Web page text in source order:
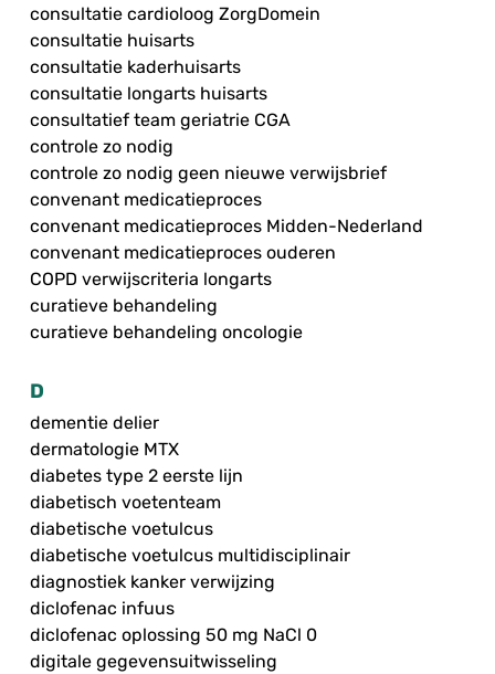
consultatie cardioloog ZorgDomein
consultatie huisarts
consultatie kaderhuisarts
consultatie longarts huisarts
consultatief team geriatrie CGA
controle zo nodig
controle zo nodig geen nieuwe verwijsbrief
convenant medicatieproces
convenant medicatieproces Midden-Nederland
convenant medicatieproces ouderen
COPD verwijscriteria longarts
curatieve behandeling
curatieve behandeling oncologie
D
dementie delier
dermatologie MTX
diabetes type 2 eerste lijn
diabetisch voetenteam
diabetische voetulcus
diabetische voetulcus multidisciplinair
diagnostiek kanker verwijzing
diclofenac infuus
diclofenac oplossing 50 mg NaCl 0
digitale gegevensuitwisseling